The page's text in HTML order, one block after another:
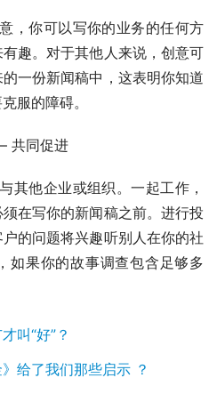
趣。对于其他人来说，创意可
一份新闻稿中，这表明你知道
服的障碍。
共同促进
在写你的新闻稿之前。进行投
的问题将兴趣听别人在你的社
如果你的故事调查包含足够多
叫“好”？
给了我们那些启示 ？